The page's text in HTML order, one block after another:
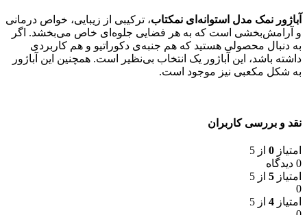
آباژور نمک مدل استوانه‌ای نمکتاب، ترکیبی از زیبایی، خواص درمانی
و آرامش‌بخشی است که به هر فضایی جلوه‌ای خاص می‌بخشد. اگر
به دنبال محصولی هستید که هم جنبه‌ی دکوراتیو و هم کاربردی
داشته باشد، این آباژور یک انتخاب بی‌نظیر است. همچنین این آباژور
به شکل مکعبی نیز موجود است.
نقد و بررسی کاربران
امتیاز 0 از 5
0 دیدگاه
امتیاز 5 از 5
0
امتیاز 4 از 5